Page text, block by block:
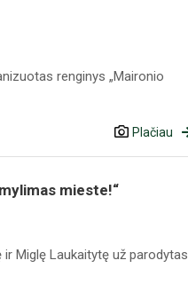
renginys „Maironio
Plačiau
mieste!“
Miglę Laukaitytę už parodytas